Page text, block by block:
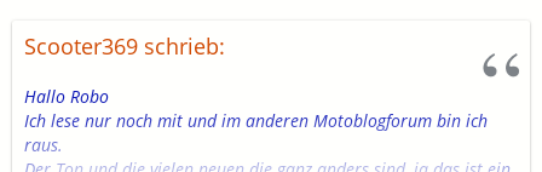
Scooter369 schrieb:
Hallo Robo
Ich lese nur noch mit und im anderen Motoblogforum bin ich
raus.